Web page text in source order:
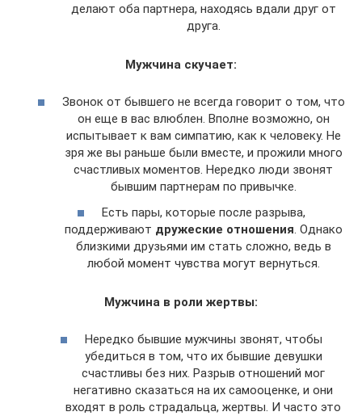
делают оба партнера, находясь вдали друг от
друга.
Мужчина скучает:
Звонок от бывшего не всегда говорит о том, что
он еще в вас влюблен. Вполне возможно, он
испытывает к вам симпатию, как к человеку. Не
зря же вы раньше были вместе, и прожили много
счастливых моментов. Нередко люди звонят
бывшим партнерам по привычке.
Есть пары, которые после разрыва,
поддерживают дружеские отношения. Однако
близкими друзьями им стать сложно, ведь в
любой момент чувства могут вернуться.
Мужчина в роли жертвы:
Нередко бывшие мужчины звонят, чтобы
убедиться в том, что их бывшие девушки
счастливы без них. Разрыв отношений мог
негативно сказаться на их самооценке, и они
входят в роль страдальца, жертвы. И часто это